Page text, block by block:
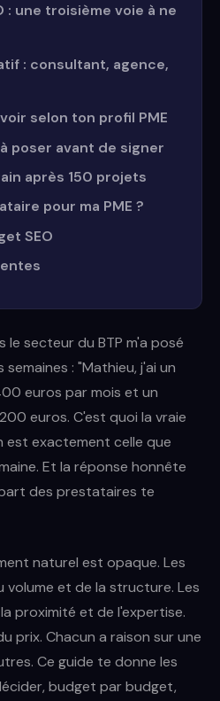
: une troisième voie à ne
: consultant, agence,
selon ton profil PME
poser avant de signer
après 150 projets
pour ma PME ?
SEO
le secteur du BTP m'a posé
: "Mathieu, j'ai un
euros par mois et un
euros. C'est quoi la vraie
est exactement celle que
Et la réponse honnête
des prestataires te
naturel est opaque. Les
volume et de la structure. Les
proximité et de l'expertise.
prix. Chacun a raison sur une
Ce guide te donne les
budget par budget,